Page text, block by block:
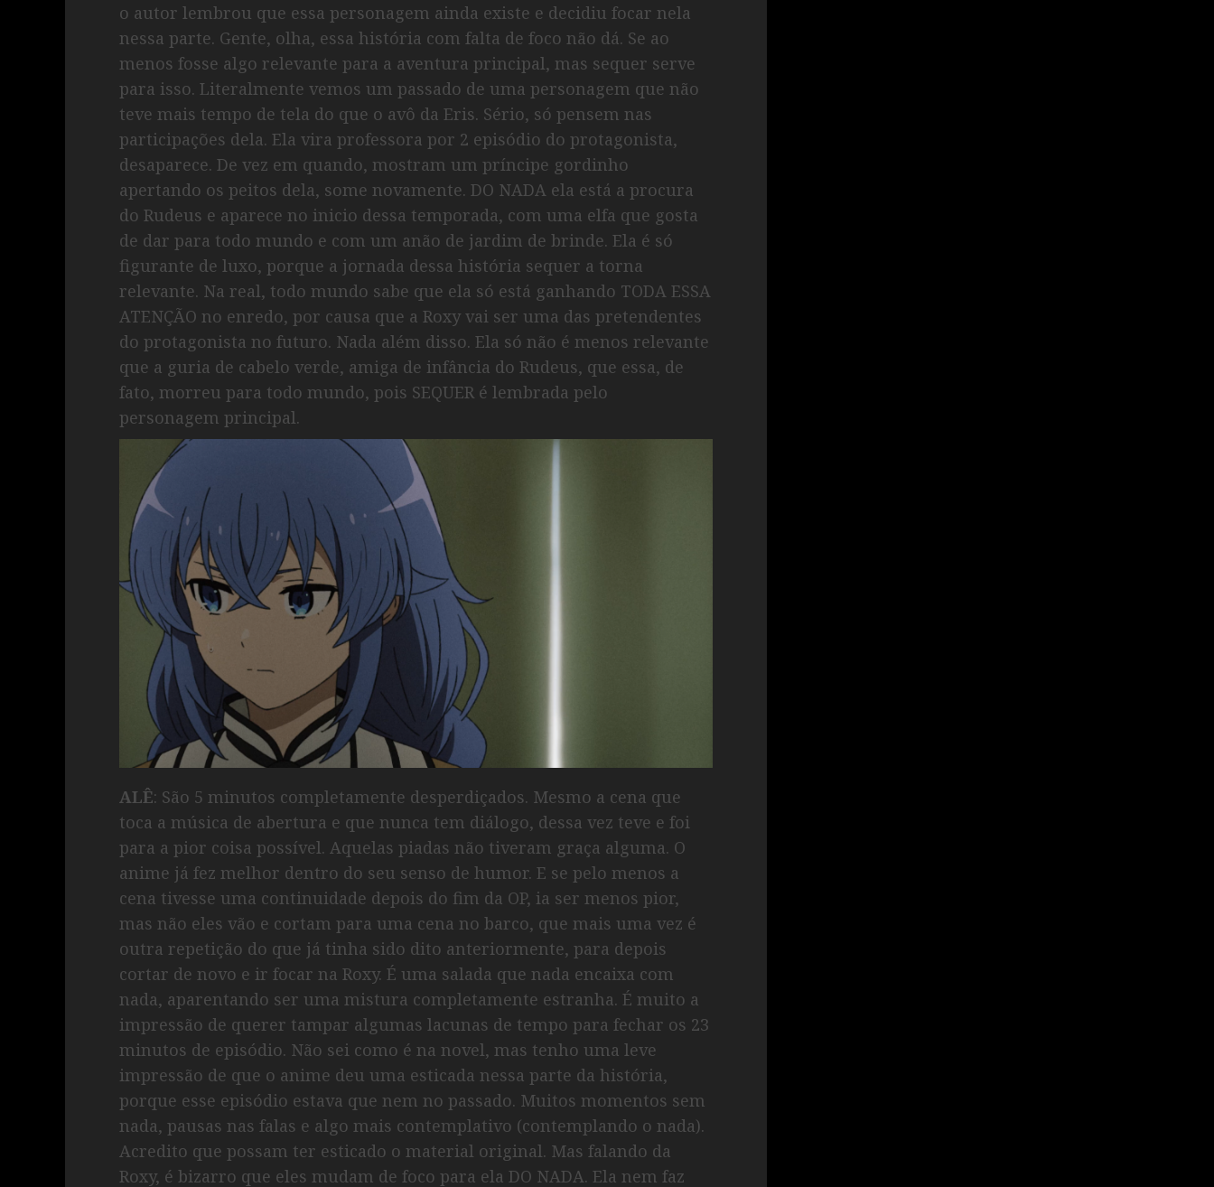
o autor lembrou que essa personagem ainda existe e decidiu focar nela
nessa parte. Gente, olha, essa história com falta de foco não dá. Se ao
menos fosse algo relevante para a aventura principal, mas sequer serve
para isso. Literalmente vemos um passado de uma personagem que não
teve mais tempo de tela do que o avô da Eris. Sério, só pensem nas
participações dela. Ela vira professora por 2 episódio do protagonista,
desaparece. De vez em quando, mostram um príncipe gordinho
apertando os peitos dela, some novamente. DO NADA ela está a procura
do Rudeus e aparece no inicio dessa temporada, com uma elfa que gosta
de dar para todo mundo e com um anão de jardim de brinde. Ela é só
figurante de luxo, porque a jornada dessa história sequer a torna
relevante. Na real, todo mundo sabe que ela só está ganhando TODA ESSA
ATENÇÃO no enredo, por causa que a Roxy vai ser uma das pretendentes
do protagonista no futuro. Nada além disso. Ela só não é menos relevante
que a guria de cabelo verde, amiga de infância do Rudeus, que essa, de
fato, morreu para todo mundo, pois SEQUER é lembrada pelo
personagem principal.
ALÊ: São 5 minutos completamente desperdiçados. Mesmo a cena que
toca a música de abertura e que nunca tem diálogo, dessa vez teve e foi
para a pior coisa possível. Aquelas piadas não tiveram graça alguma. O
anime já fez melhor dentro do seu senso de humor. E se pelo menos a
cena tivesse uma continuidade depois do fim da OP, ia ser menos pior,
mas não eles vão e cortam para uma cena no barco, que mais uma vez é
outra repetição do que já tinha sido dito anteriormente, para depois
cortar de novo e ir focar na Roxy. É uma salada que nada encaixa com
nada, aparentando ser uma mistura completamente estranha. É muito a
impressão de querer tampar algumas lacunas de tempo para fechar os 23
minutos de episódio. Não sei como é na novel, mas tenho uma leve
impressão de que o anime deu uma esticada nessa parte da história,
porque esse episódio estava que nem no passado. Muitos momentos sem
nada, pausas nas falas e algo mais contemplativo (contemplando o nada).
Acredito que possam ter esticado o material original. Mas falando da
Roxy, é bizarro que eles mudam de foco para ela DO NADA. Ela nem faz